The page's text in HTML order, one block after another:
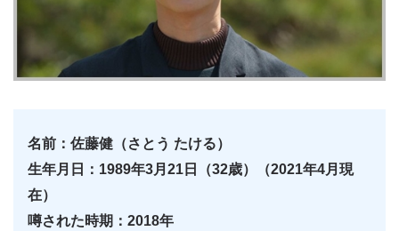
名前：佐藤健（さとう たける）
生年月日：1989年3月21日（32歳）（2021年4月現
在）
噂された時期：2018年